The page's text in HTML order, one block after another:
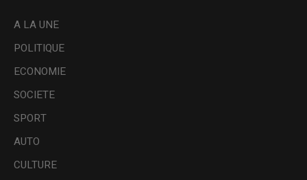
A LA UNE
POLITIQUE
ECONOMIE
SOCIETE
SPORT
AUTO
CULTURE